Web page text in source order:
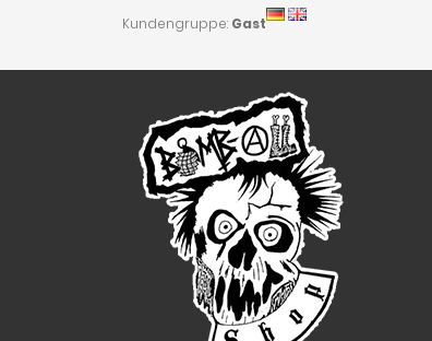
Kundengruppe: Gast